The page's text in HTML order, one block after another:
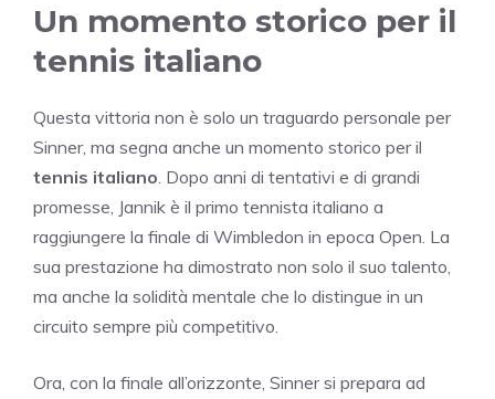
Un momento storico per il
tennis italiano
Questa vittoria non è solo un traguardo personale per
Sinner, ma segna anche un momento storico per il
tennis italiano . Dopo anni di tentativi e di grandi
promesse, Jannik è il primo tennista italiano a
raggiungere la finale di Wimbledon in epoca Open. La
sua prestazione ha dimostrato non solo il suo talento,
ma anche la solidità mentale che lo distingue in un
circuito sempre più competitivo.
Ora, con la finale all’orizzonte, Sinner si prepara ad